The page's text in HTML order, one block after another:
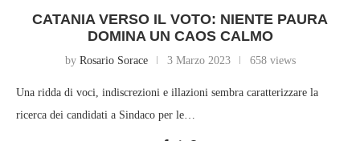
CATANIA VERSO IL VOTO: NIENTE PAURA
DOMINA UN CAOS CALMO
by Rosario Sorace 3 Marzo 2023 658 views
Una ridda di voci, indiscrezioni e illazioni sembra caratterizzare la
ricerca dei candidati a Sindaco per le…